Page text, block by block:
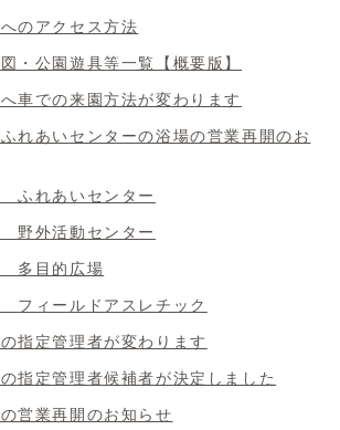
のアクセス方法
・公園遊具等一覧【概要版】
車での来園方法が変わります
れあいセンターの浴場の営業再開のお
ふれあいセンター
野外活動センター
多目的広場
フィールドアスレチック
指定管理者が変わります
指定管理者候補者が決定しました
営業再開のお知らせ